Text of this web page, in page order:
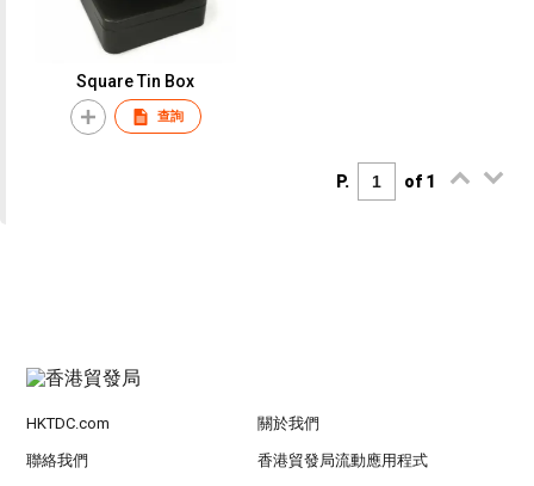
Square Tin Box
查詢
P. of 1
HKTDC.com 關於我們
聯絡我們 香港貿發局流動應用程式